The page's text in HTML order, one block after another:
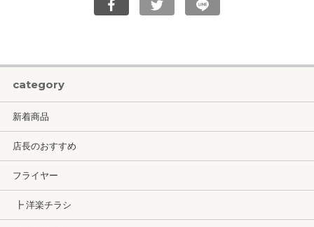
category
新着商品
店長のおすすめ
フライヤー
┣ 洋楽チラシ